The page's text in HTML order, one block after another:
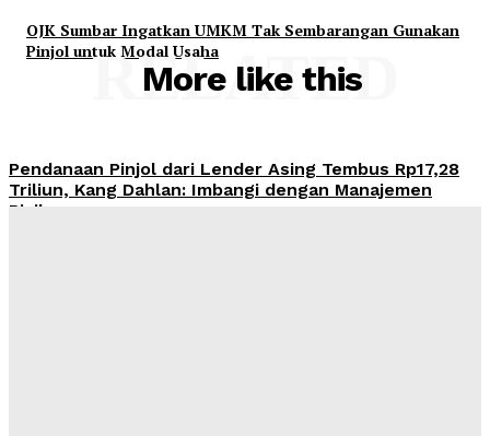
OJK Sumbar Ingatkan UMKM Tak Sembarangan Gunakan
Pinjol untuk Modal Usaha
More like this
RELATED
Pendanaan Pinjol dari Lender Asing Tembus Rp17,28
Triliun, Kang Dahlan: Imbangi dengan Manajemen
Risiko